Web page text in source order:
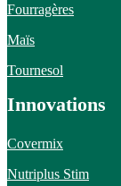
Fourragères
Maïs
Tournesol
Innovations
Covermix
Nutriplus Stim